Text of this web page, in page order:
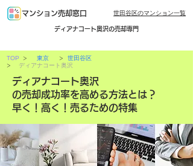
マンション売却窓口 世田谷区のマンション一覧
ディアナコート奥沢の売却専門
TOP > 東京
>
>
ディアナコート奥沢
世田谷区
ディアナコート奥沢
の売却成功率を高める方法とは？
早く！高く！売るための特集